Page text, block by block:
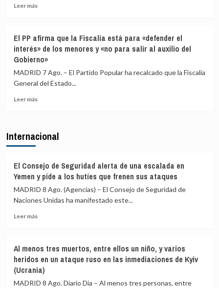
a
de
Italia
Leer másLeer
excandidato
de
ERC
en
Girona
expedientado
deja
renuncia
sus
cargos
El PP afirma que la Fiscalía está para «defender el
interés» de los menores y «no para salir al auxilio del
Gobierno»
MADRID 7 Ago. – El Partido Popular ha recalcado que la Fiscalía
General del Estado...
Leer másLeer
PP
la
Fiscalía
está
para
«defender
interés»
menores
«no
para
salir
Internacional
El Consejo de Seguridad alerta de una escalada en
Yemen y pide a los hutíes que frenen sus ataques
MADRID 8 Ago. (Agencias) – El Consejo de Seguridad de
Naciones Unidas ha manifestado este...
Leer másLeer
Consejo
de
Seguridad
alerta
Al menos tres muertos, entre ellos un niño, y varios
heridos en un ataque ruso en las inmediaciones de Kyiv
(Ucrania)
MADRID 8 Ago. Diario Dia – Al menos tres personas, entre